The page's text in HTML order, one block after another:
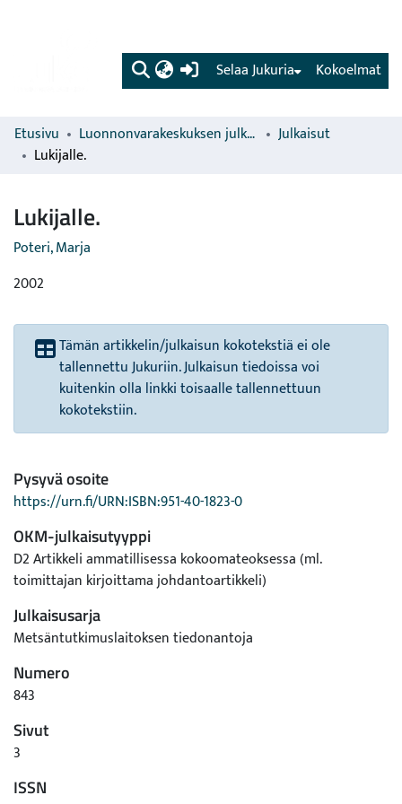
(current) Kokoelmat
Selaa Jukuria
Etusivu Luonnonvarakeskuksen julkaisut
Julkaisut
Lukijalle.
Lukijalle.
Poteri, Marja
2002
Tämän artikkelin/julkaisun kokotekstiä ei ole
tallennettu Jukuriin. Julkaisun tiedoissa voi
kuitenkin olla linkki toisaalle tallennettuun
kokotekstiin.
Pysyvä osoite
https://urn.fi/URN:ISBN:951-40-1823-0
OKM-julkaisutyyppi
D2 Artikkeli ammatillisessa kokoomateoksessa (ml.
toimittajan kirjoittama johdantoartikkeli)
Julkaisusarja
Metsäntutkimuslaitoksen tiedonantoja
Numero
843
Sivut
3
ISSN